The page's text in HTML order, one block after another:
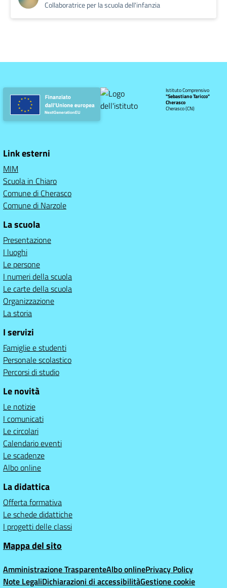
Collaboratrice per la scuola dell'infanzia
Istituto Comprensivo
"Sebastiano Taricco"
Cherasco
Cherasco (CN)
Link esterni
MIM
Scuola in Chiaro
Comune di Cherasco
Comune di Narzole
La scuola
Presentazione
I luoghi
Le persone
I numeri della scuola
Le carte della scuola
Organizzazione
La storia
I servizi
Famiglie e studenti
Personale scolastico
Percorsi di studio
Le novità
Le notizie
I comunicati
Le circolari
Calendario eventi
Le scadenze
Albo online
La didattica
Offerta formativa
Le schede didattiche
I progetti delle classi
Mappa del sito
Amministrazione TrasparenteAlbo onlinePrivacy Policy
Note LegaliDichiarazioni di accessibilitàGestione cookie